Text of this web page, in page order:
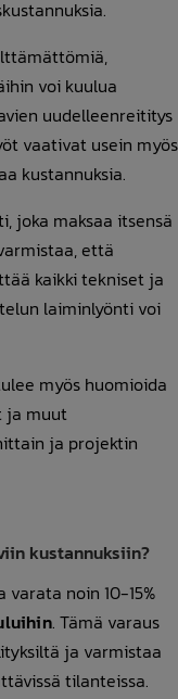
voi kuulua
uudelleenreititys
vaativat usein myös
kustannuksia.
joka maksaa itsensä
että
kaikki tekniset ja
laiminlyönti voi
myös huomioida
ja muut
ja projektin
kustannuksiin?
varata noin 10-15%
. Tämä varaus
ja varmistaa
tilanteissa.